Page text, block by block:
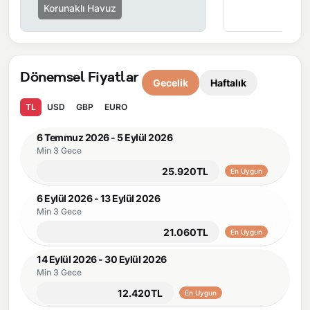
Korunaklı Havuz
Dönemsel Fiyatlar Gecelik Haftalık
TL USD GBP EURO
6 Temmuz 2026 - 5 Eylül 2026
Min 3 Gece
25.920TL En Uygun
6 Eylül 2026 - 13 Eylül 2026
Min 3 Gece
21.060TL En Uygun
14 Eylül 2026 - 30 Eylül 2026
Min 3 Gece
12.420TL En Uygun